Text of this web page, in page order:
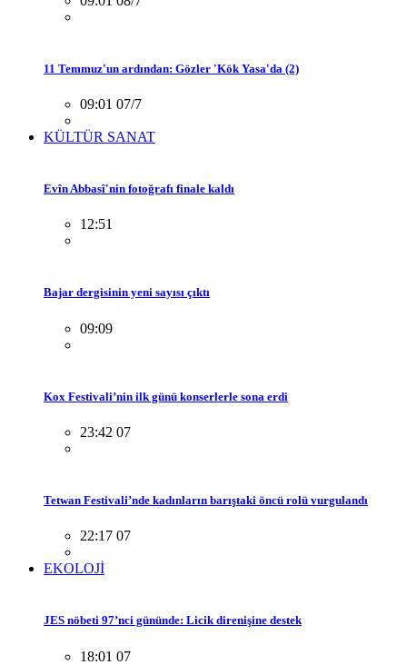
11 Temmuz'un ardından: Gözler 'Kök Yasa'da (2)
09:01 07/7
KÜLTÜR SANAT
Evîn Abbasî'nin fotoğrafı finale kaldı
12:51
Bajar dergisinin yeni sayısı çıktı
09:09
Kox Festivali’nin ilk günü konserlerle sona erdi
23:42 07
Tetwan Festivali’nde kadınların barıştaki öncü rolü vurgulandı
22:17 07
EKOLOJİ
JES nöbeti 97’nci gününde: Licik direnişine destek
18:01 07